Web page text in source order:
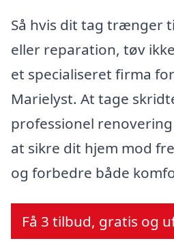
Så hvis dit tag trænger
eller reparation, tøv
et specialiseret firma
Marielyst. At tage
professionel
at sikre dit hjem mod
og forbedre både
Få 3 tilbud, gratis og